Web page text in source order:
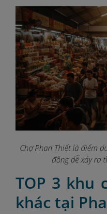
Chợ Phan Thiết là điểm
đông dễ xảy ra
TOP 3 khu
khác tại